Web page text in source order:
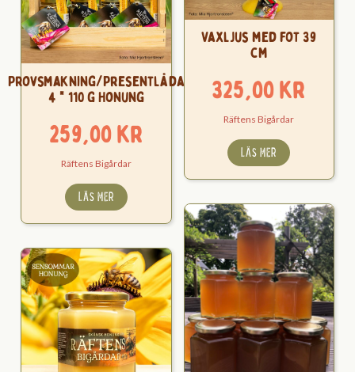
Vaxljus med fot 39
cm
325,00kr
Räftens Bigårdar
LÄS MER
Provsmakning/Presentlåda
4 * 110 g Honung
259,00kr
Räftens Bigårdar
LÄS MER